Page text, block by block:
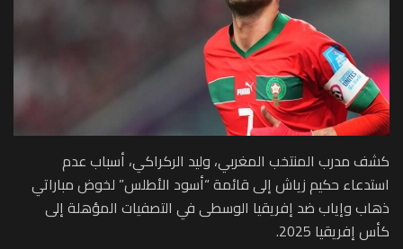
كشف مدرب المنتخب المغربي، وليد الركراكي، أسباب عدم
استدعاء حكيم زياش إلى قائمة “أسود الأطلس” لخوض مباراتي
ذهاب وإياب ضد إفريقيا الوسطى في التصفيات المؤهلة إلى
كأس إفريقيا 2025.